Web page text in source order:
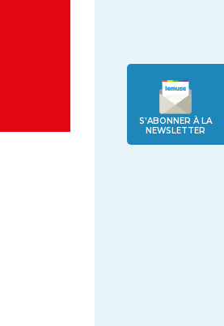
S'ABONNER À LA
NEWSLETTER